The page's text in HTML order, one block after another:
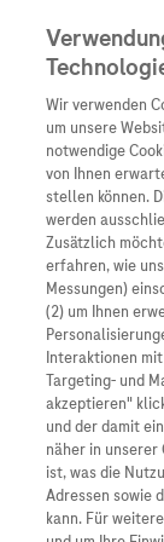
Die Roche
Wir verwenden
um unsere
notwendige
von Ihnen
stellen können.
werden
Zusätzlich
erfahren, wie
Messungen)
(2) um Ihnen
Interaktionen
Targeting- und
akzeptieren"
und der damit
näher in
ist, was die
Adressen sowie
kann. Für